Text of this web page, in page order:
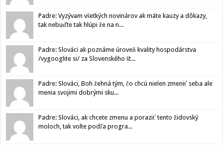
Padre: Vyzývam všetkých novinárov ak máte kauzy a dôkazy,
tak nebuďte tak hlúpi že na n...
Padre: Slováci ak poznáme úroveň kvality hospodárstva
/vygooglite si/ za Slovenského št...
Padre: Slováci, Boh žehná tým, čo chcú nielen zmeniť seba ale
menia svojimi dobrými sku...
Padre: Slováci, ak chcete zmenu a poraziť tento židovský
moloch, tak volte podľa progra...